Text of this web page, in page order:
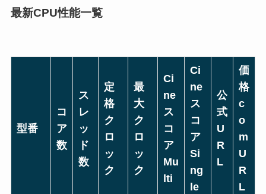
最新CPU性能一覧
型番
コ
ア
数
ス
レ
ッ
ド
数
定
格
ク
ロ
ッ
ク
最
大
ク
ロ
ッ
ク
Ci
ne
ス
コ
ア
Mu
lti
Ci
ne
ス
コ
ア
Si
ng
le
公
式
U
R
L
価
格
c
o
m
U
R
L